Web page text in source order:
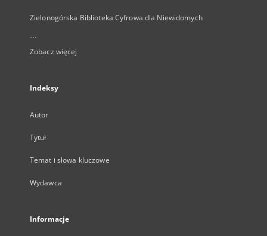
Zielonogórska Biblioteka Cyfrowa dla Niewidomych
...
Zobacz więcej
Indeksy
Autor
Tytuł
Temat i słowa kluczowe
Wydawca
Informacje